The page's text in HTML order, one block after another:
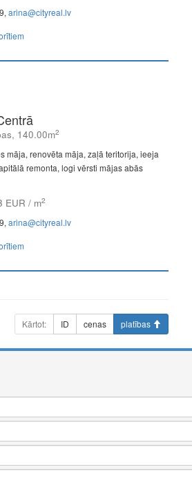
arina@cityreal.lv
140.00m2
māja, renovēta māja, zaļā teritorija, ieeja
remonta, logi vērsti mājas abās
EUR / m2
arina@cityreal.lv
Kārtot: ID cenas platības